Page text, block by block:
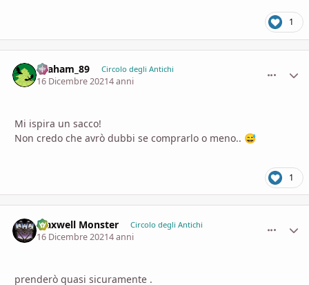
1
Graham_89 Circolo degli Antichi
16 Dicembre 20214 anni
Mi ispira un sacco!
Non credo che avrò dubbi se comprarlo o meno.. 😅
1
Maxwell Monster Circolo degli Antichi
16 Dicembre 20214 anni
prenderò quasi sicuramente .